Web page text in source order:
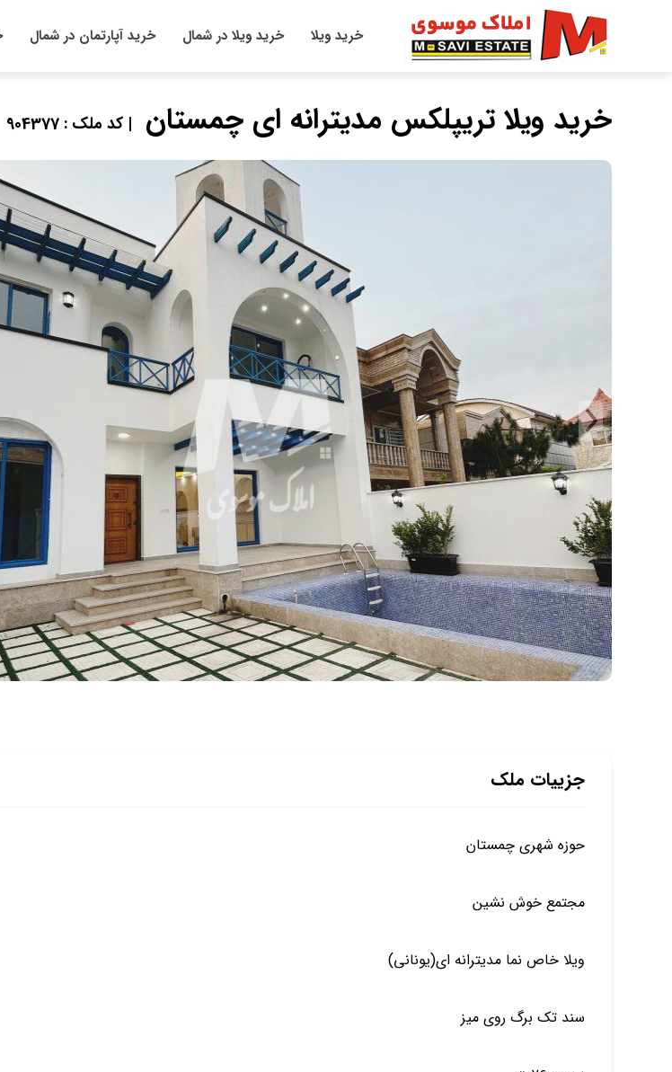
خرید ویلا خرید ویلا در شمال خرید آپارتمان در شمال
خرید ویلا تریپلکس مدیترانه ای چمستان | کد ملک : 904377
جزییات ملک
حوزه شهری چمستان
مجتمع خوش نشین
ویلا خاص نما مدیترانه ای(یونانی)
سند تک برگ روی میز